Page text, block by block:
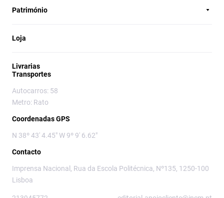
Património
Loja
Livrarias
Transportes
Autocarros: 58
Metro: Rato
Coordenadas GPS
N 38º 43' 4.45" W 9º 9' 6.62"
Contacto
Imprensa Nacional, Rua da Escola Politécnica, Nº135, 1250-100
Lisboa